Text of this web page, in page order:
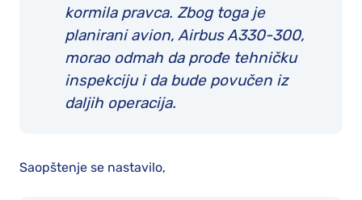
kormila pravca. Zbog toga je
planirani avion, Airbus A330-300,
morao odmah da prođe tehničku
inspekciju i da bude povučen iz
daljih operacija.
Saopštenje se nastavilo,